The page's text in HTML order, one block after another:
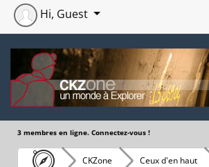
Hi, Guest
3 membres en ligne. Connectez-vous !
CKZone Ceux d'en haut